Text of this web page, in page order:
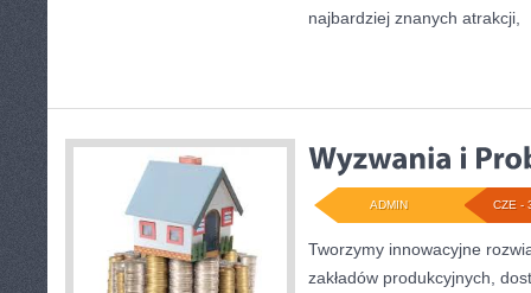
najbardziej znanych atrakcji,
CZE -
ADMIN
Tworzymy innowacyjne
zakładów produkcyjnych,